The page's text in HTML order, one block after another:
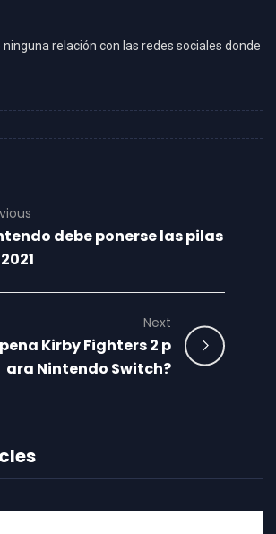
relación con las redes sociales donde
debe ponerse las pilas
Next
Kirby Fighters 2 p
ara Nintendo Switch?